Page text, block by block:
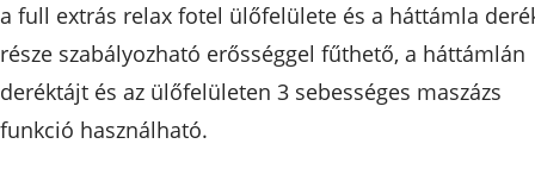
a full extrás relax fotel ülőfelülete és a háttámla
része szabályozható erősséggel fűthető, a háttámlán
deréktájt és az ülőfelületen 3 sebességes maszázs
funkció használható.